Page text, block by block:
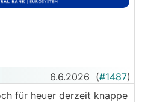
6.6.2026 (#1487)
für heuer derzeit knappe